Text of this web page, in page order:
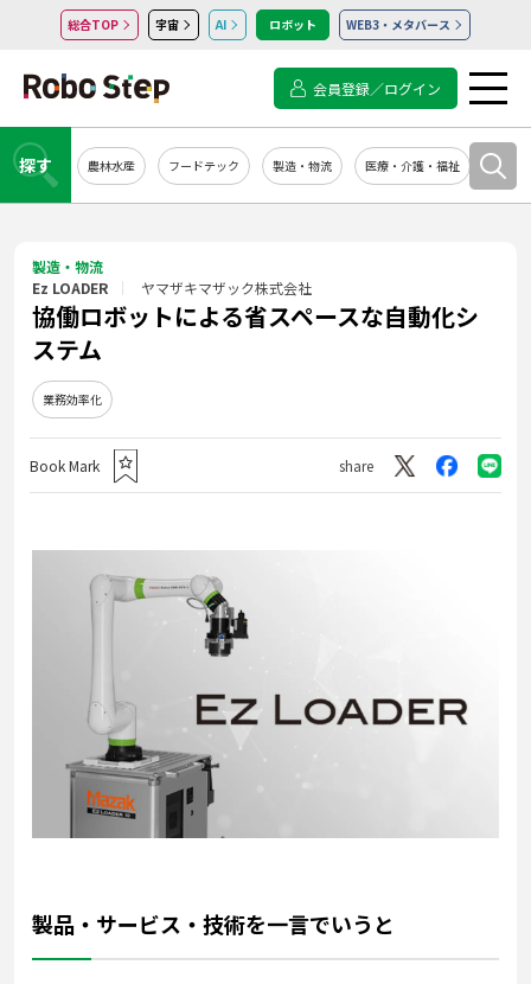
総合TOP 宇宙 AI ロボット WEB3・メタバース
会員登録／ログイン
探す 農林水産 フードテック 製造・物流 医療・介護・福祉 シス
製造・物流
Ez LOADER
ヤマザキマザック株式会社
協働ロボットによる省スペースな自動化シ
ステム
業務効率化
Book Mark share
製品・サービス・技術を一言でいうと